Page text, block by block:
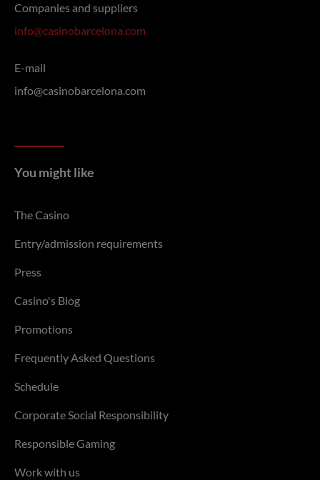
Companies and suppliers
info@casinobarcelona.com
E-mail
info@casinobarcelona.com
You might like
The Casino
Entry/admission requirements
Press
Casino's Blog
Promotions
Frequently Asked Questions
Schedule
Corporate Social Responsibility
Responsible Gaming
Work with us